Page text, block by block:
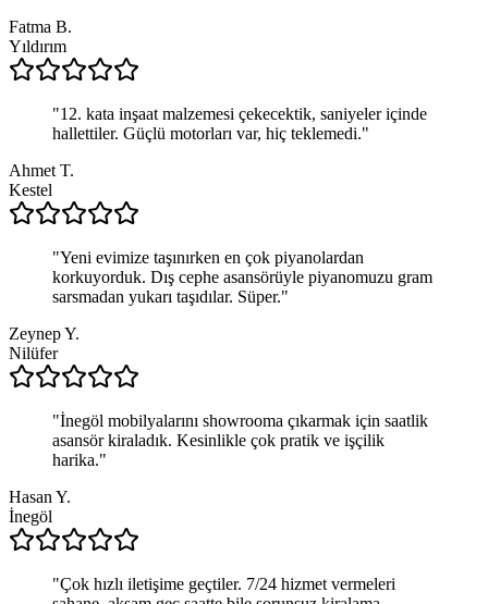
Fatma B.
Yıldırım
"12. kata inşaat malzemesi çekecektik, saniyeler içinde
hallettiler. Güçlü motorları var, hiç teklemedi."
Ahmet T.
Kestel
"Yeni evimize taşınırken en çok piyanolardan
korkuyorduk. Dış cephe asansörüyle piyanomuzu gram
sarsmadan yukarı taşıdılar. Süper."
Zeynep Y.
Nilüfer
"İnegöl mobilyalarını showrooma çıkarmak için saatlik
asansör kiraladık. Kesinlikle çok pratik ve işçilik
harika."
Hasan Y.
İnegöl
"Çok hızlı iletişime geçtiler. 7/24 hizmet vermeleri